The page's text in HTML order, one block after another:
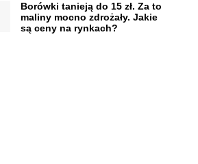
Borówki tanieją do 15 zł. Za to
maliny mocno zdrożały. Jakie
są ceny na rynkach?